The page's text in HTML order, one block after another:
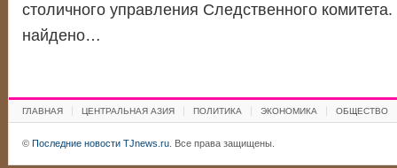
столичного управления Следственного
найдено…
ГЛАВНАЯ ЦЕНТРАЛЬНАЯ АЗИЯ ПОЛИТИКА ЭКОНОМИКА ОБЩЕСТВО
© Последние новости TJnews.ru. Все права защищены.